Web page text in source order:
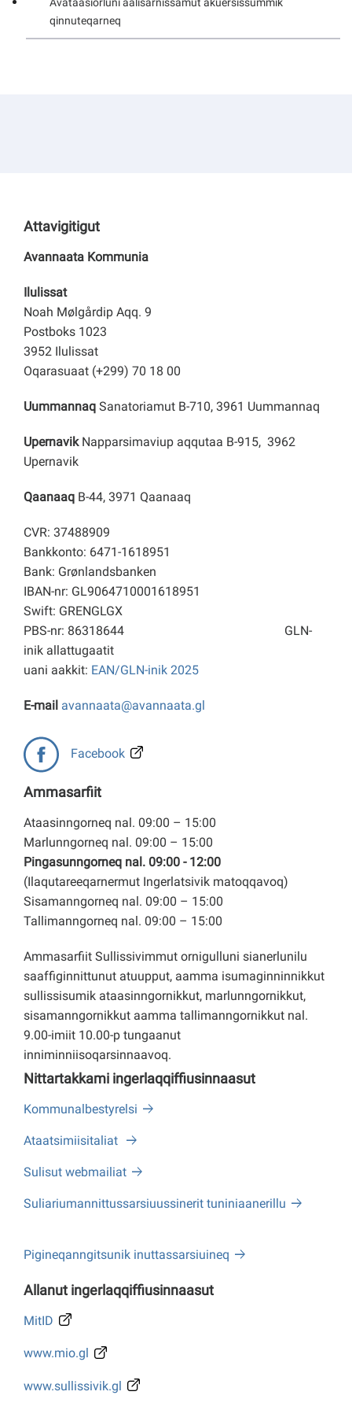
Kommuni pillugu paasissutissat
Avataasiorluni aalisarnissamut akuersissummik
qinnuteqarneq
Attavigitigut
Avannaata Kommunia
Ilulissat
Noah Mølgårdip Aqq. 9
Postboks 1023
3952 Ilulissat
Oqarasuaat (+299) 70 18 00
Uummannaq Sanatoriamut B-710, 3961 Uummannaq
Upernavik Napparsimaviup aqqutaa B-915, 3962
Upernavik
Qaanaaq B-44, 3971 Qaanaaq
CVR: 37488909
Bankkonto: 6471-1618951
Bank: Grønlandsbanken
IBAN-nr: GL9064710001618951
Swift: GRENGLGX
PBS-nr: 86318644 GLN-
inik allattugaatit
uani aakkit: EAN/GLN-inik 2025
E-mail avannaata@avannaata.gl
Facebook
Ammasarfiit
Ataasinngorneq nal. 09:00 – 15:00
Marlunngorneq nal. 09:00 – 15:00
Pingasunngorneq nal. 09:00 - 12:00
(Ilaqutareeqarnermut Ingerlatsivik matoqqavoq)
Sisamanngorneq nal. 09:00 – 15:00
Tallimanngorneq nal. 09:00 – 15:00
Ammasarfiit Sullissivimmut ornigulluni sianerlunilu
saaffiginnittunut atuupput, aamma isumaginninnikkut
sullissisumik ataasinngornikkut, marlunngornikkut,
sisamanngornikkut aamma tallimanngornikkut nal.
9.00-imiit 10.00-p tungaanut
inniminniisoqarsinnaavoq.
Nittartakkami ingerlaqqiffiusinnaasut
Kommunalbestyrelsi
Ataatsimiisitaliat
Sulisut webmailiat
Suliariumannittussarsiuussinerit tuniniaanerillu
Pigineqanngitsunik inuttassarsiuineq
Allanut ingerlaqqiffiusinnaasut
MitID
www.mio.gl
www.sullissivik.gl